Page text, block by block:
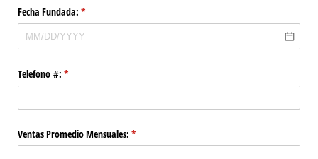
Fecha Fundada: *
(required)
Telefono #: *
(required)
Ventas Promedio Mensuales: *
(required)